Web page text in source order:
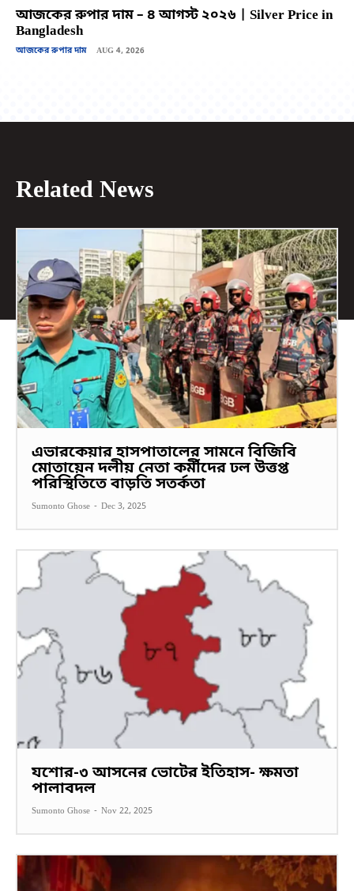
আজকের রুপার দাম – ৪ আগস্ট ২০২৬ | Silver Price in
Bangladesh
আজকের রুপার দাম AUG 4, 2026
Related News
এভারকেয়ার হাসপাতালের সামনে বিজিবি
মোতায়েন দলীয় নেতা কর্মীদের ঢল উত্তপ্ত
পরিস্থিতিতে বাড়তি সতর্কতা
Sumonto Ghose - Dec 3, 2025
যশোর-৩ আসনের ভোটের ইতিহাস- ক্ষমতা
পালাবদল
Sumonto Ghose - Nov 22, 2025